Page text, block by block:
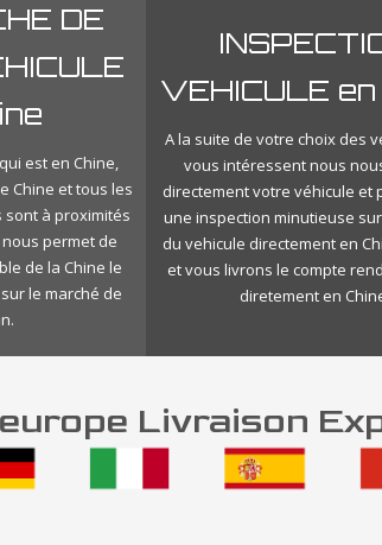
DE
est en Chine,
Chine et tous les
à proximités
permet de
de la Chine le
le marché de
VEHICULE en
A la suite de votre choix des
vous intéressent nous
directement votre véhicule et
une inspection minutieuse sur
du vehicule directement en
et vous livrons le compte
diretement en
Livraison